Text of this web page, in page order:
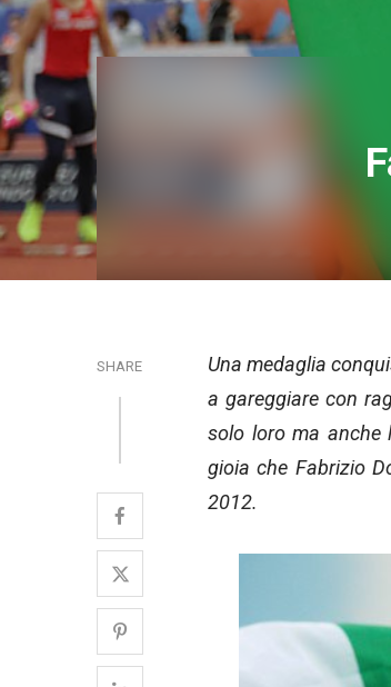
SHARE
Una medaglia
a gareggiare con
solo loro ma anche
gioia che Fabrizio
2012.